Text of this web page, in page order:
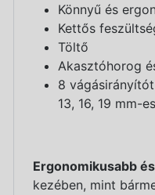
Könnyű és
Kettős
Töltő
Akasztóhorog
8
13, 16, 19 mm-
Ergonomikusabb
kezében, mint